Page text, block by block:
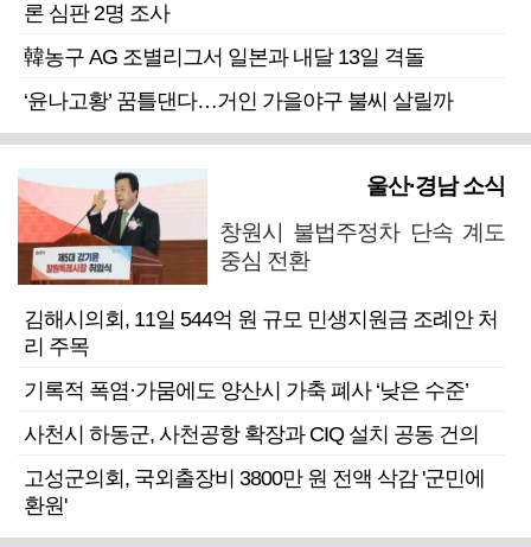
론 심판 2명 조사
韓농구 AG 조별리그서 일본과 내달 13일 격돌
‘윤나고황’ 꿈틀댄다…거인 가을야구 불씨 살릴까
울산·경남 소식
창원시 불법주정차 단속 계도
중심 전환
김해시의회, 11일 544억 원 규모 민생지원금 조례안 처
리 주목
기록적 폭염·가뭄에도 양산시 가축 폐사 ‘낮은 수준’
사천시 하동군, 사천공항 확장과 CIQ 설치 공동 건의
고성군의회, 국외출장비 3800만 원 전액 삭감 '군민에
환원'